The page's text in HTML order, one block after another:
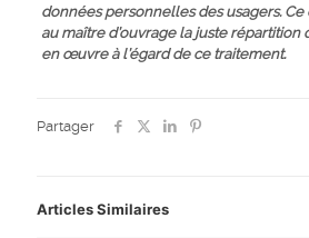
données personnelles des usagers.
au maître d’ouvrage la juste répartition
en œuvre à l’égard de ce traitement.
Partager
Articles Similaires